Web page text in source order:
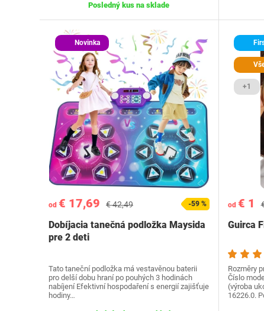
Posledný kus na sklade
Novinka
od € 17,69 € 42,49 -59 %
Dobíjacia tanečná podložka Maysida
pre 2 deti
Tato taneční podložka má vestavěnou baterii
pro delší dobu hraní po pouhých 3 hodinách
nabíjení Efektivní hospodaření s energií zajišťuje
hodiny…
+1
od € 1
Guirca
Rozměry
Číslo
(výroba
16226.0.